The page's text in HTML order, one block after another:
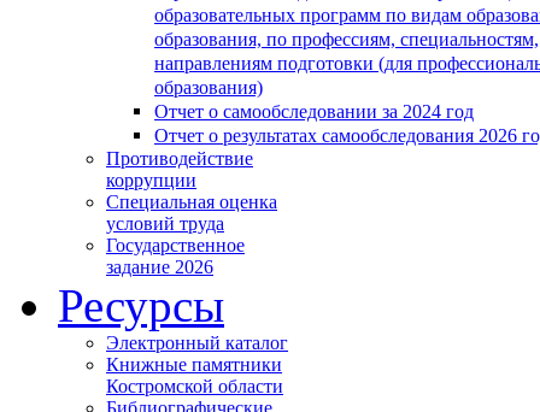
образовательных программ по видам
образования, по профессиям, специальностям,
направлениям подготовки (для
образования)
Отчет о самообследовании за 2024 год
Отчет о результатах самообследования 2026
Противодействие
коррупции
Специальная оценка
условий труда
Государственное
задание 2026
Ресурсы
Электронный каталог
Книжные памятники
Костромской области
Библиографические